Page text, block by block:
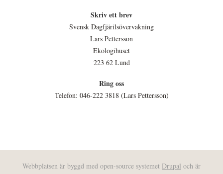
Skriv ett brev
Svensk Dagfjärilsövervakning
Lars Pettersson
Ekologihuset
223 62 Lund
Ring oss
Telefon: 046-222 3818 (Lars Pettersson)
Webbplatsen är byggd med open-source systemet Drupal och är